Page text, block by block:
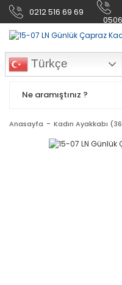
0212 516 69 69
Türkçe
Anasayfa Kadın Ayakkabı